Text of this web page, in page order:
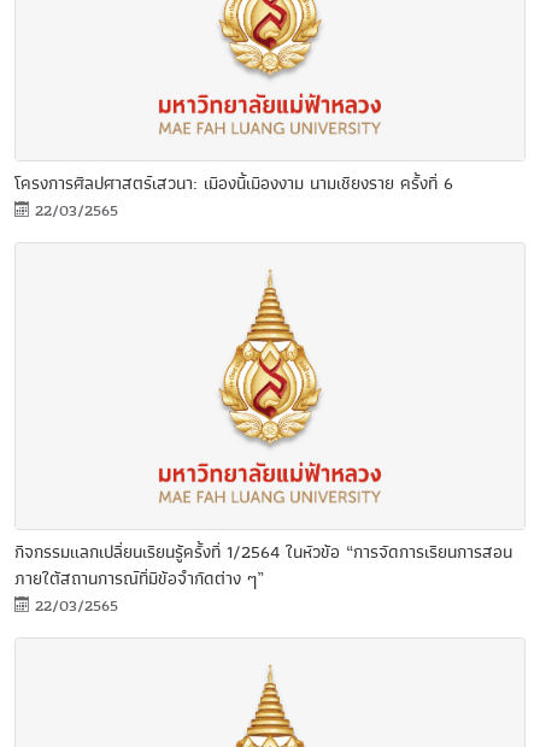
โครงการศิลปศาสตร์เสวนา: เมืองนี้เมืองงาม นามเชียงราย ครั้งที่ 6
22/03/2565
กิจกรรมแลกเปลี่ยนเรียนรู้ครั้งที่ 1/2564 ในหัวข้อ “การจัดการเรียนการสอน
ภายใต้สถานการณ์ที่มีข้อจำกัดต่าง ๆ”
22/03/2565